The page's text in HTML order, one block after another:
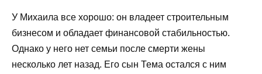
У Михаила все хорошо: он владеет строительным
бизнесом и обладает финансовой стабильностью.
Однако у него нет семьи после смерти жены
несколько лет назад. Его сын Тема остался с ним